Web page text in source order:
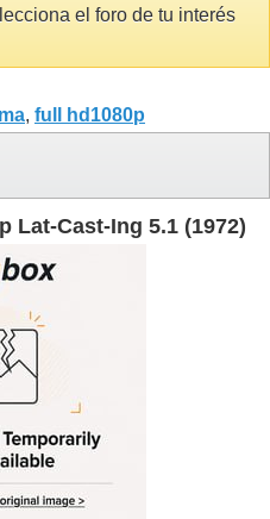
el foro de tu interés
, full hd1080p
Lat-Cast-Ing 5.1 (1972)